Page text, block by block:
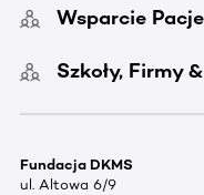
Wsparcie
Szkoły, Firmy
Fundacja DKMS
ul. Altowa 6/9